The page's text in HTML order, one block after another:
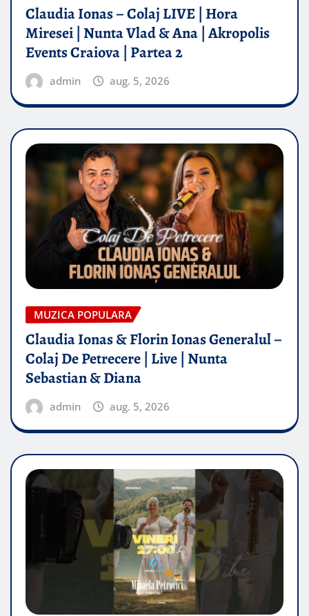
Claudia Ionas – Colaj LIVE | Hora
Miresei | Nunta Vlad & Ana | Akropolis
Events Craiova | Partea 2
admin aug. 5, 2026
MUZICA POPULARA
Claudia Ionas & Florin Ionas Generalul –
Colaj De Petrecere | Live | Nunta
Sebastian & Diana
admin aug. 5, 2026